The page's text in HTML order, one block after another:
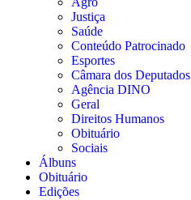
Justiça
Saúde
Conteúdo Patrocinado
Esportes
Câmara dos Deputados
Agência DINO
Geral
Direitos Humanos
Obituário
Sociais
Álbuns
Obituário
Edições